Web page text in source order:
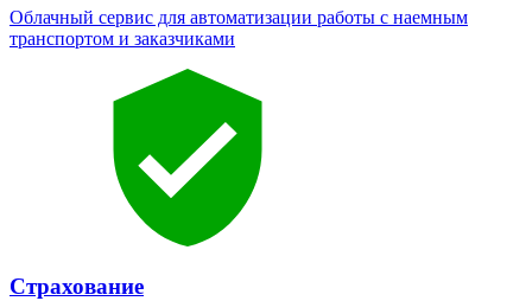
Облачный сервис для автоматизации работы с наемным
транспортом и заказчиками
Страхование